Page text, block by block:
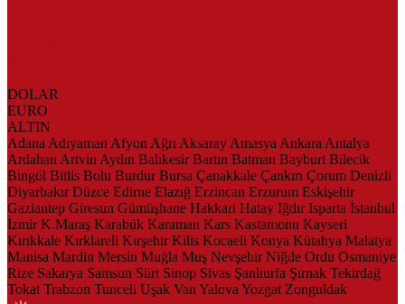
DOLAR
EURO
ALTIN
Adana Adıyaman Afyon Ağrı Aksaray Amasya Ankara Antalya
Ardahan Artvin Aydın Balıkesir Bartın Batman Bayburt Bilecik
Bingöl Bitlis Bolu Burdur Bursa Çanakkale Çankırı Çorum Denizli
Diyarbakır Düzce Edirne Elazığ Erzincan Erzurum Eskişehir
Gaziantep Giresun Gümüşhane Hakkari Hatay Iğdır Isparta İstanbul
İzmir K.Maraş Karabük Karaman Kars Kastamonu Kayseri
Kırıkkale Kırklareli Kırşehir Kilis Kocaeli Konya Kütahya Malatya
Manisa Mardin Mersin Muğla Muş Nevşehir Niğde Ordu Osmaniye
Rize Sakarya Samsun Siirt Sinop Sivas Şanlıurfa Şırnak Tekirdağ
Tokat Trabzon Tunceli Uşak Van Yalova Yozgat Zonguldak